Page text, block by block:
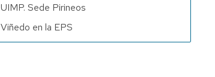
UIMP. Sede Pirineos
Viñedo en la EPS